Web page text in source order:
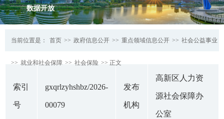
数据开放
当前位置是： 首页 >> 政府信息公开 >> 重点领域信息公开 >> 社会公益事业
>> 就业和社会保障 >> 社会保险 >> 正文
索引
号
gxqrlzyhshbz/2026-
00079
发布
机构
高新区人力资
源社会保障办
公室